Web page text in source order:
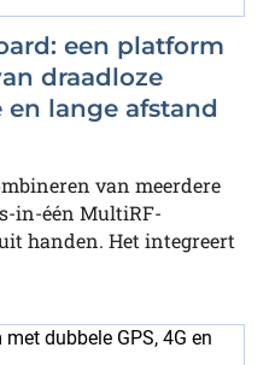
een platform
draadloze
lange afstand
van meerdere
in-één MultiRF-
handen. Het integreert